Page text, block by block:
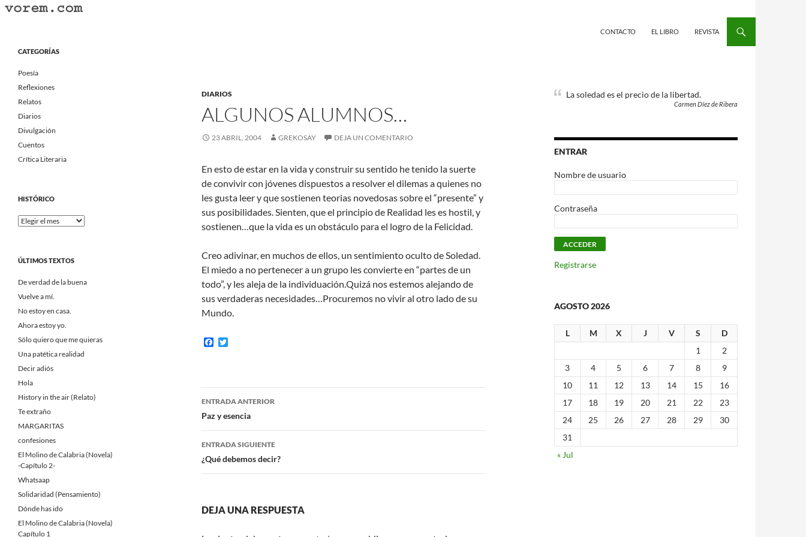
Saltar
CONTACTO EL LIBRO REVISTA
DIARIOS
ALGUNOS ALUMNOS…
23 ABRIL, 2004 GREKOSAY DEJA UN COMENTARIO
En esto de estar en la vida y construir su sentido he tenido la suerte
de convivir con jóvenes dispuestos a resolver el dilemas a quienes no
les gusta leer y que sostienen teorias novedosas sobre el “presente” y
sus posibilidades. Sienten, que el principio de Realidad les es hostil, y
sostienen…que la vida es un obstáculo para el logro de la Felicidad.
Creo adivinar, en muchos de ellos, un sentimiento oculto de Soledad.
El miedo a no pertenecer a un grupo les convierte en “partes de un
todo”, y les aleja de la individuación.Quizá nos estemos alejando de
sus verdaderas necesidades…Procuremos no vivir al otro lado de su
Mundo.
F
o
o
e
r
Navegación
de
entradas
ENTRADA ANTERIOR
Paz y esencia
ENTRADA SIGUIENTE
¿Qué debemos decir?
DEJA UNA RESPUESTA
La soledad es el precio de la libertad.
Carmen Díez de Ribera
ENTRAR
Nombre de usuario
Contraseña
Registrarse
AGOSTO 2026
L M X J V S
D
1
2
3
4 5 6 7 8
9
10
11 12 13 14 15
16
17
18 19 20 21 22
23
24
25 26 27 28 29
30
31
« Jul
Portal Literario Independiente
CATEGORÍAS
Poesía
Reflexiones
Relatos
Diarios
Divulgación
Cuentos
Crítica Literaria
HISTÓRICO
Histórico
ÚLTIMOS TEXTOS
De verdad de la buena
Vuelve a mí.
No estoy en casa.
Ahora estoy yo.
Sólo quiero que me quieras
Una patética realidad
Decir adiós
Hola
History in the air (Relato)
Te extraño
MARGARITAS
confesiones
El Molino de Calabria (Novela)
-Capítulo 2-
Whatsaap
Solidaridad (Pensamiento)
Dónde has ido
El Molino de Calabria (Novela)
Capítulo 1